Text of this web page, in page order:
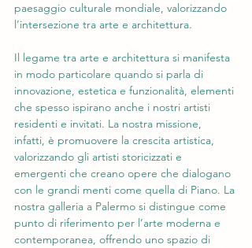
paesaggio culturale mondiale, valorizzando
l’intersezione tra arte e architettura.
Il legame tra arte e architettura si manifesta
in modo particolare quando si parla di
innovazione, estetica e funzionalità, elementi
che spesso ispirano anche i nostri artisti
residenti e invitati. La nostra missione,
infatti, è promuovere la crescita artistica,
valorizzando gli artisti storicizzati e
emergenti che creano opere che dialogano
con le grandi menti come quella di Piano. La
nostra galleria a Palermo si distingue come
punto di riferimento per l’arte moderna e
contemporanea, offrendo uno spazio di